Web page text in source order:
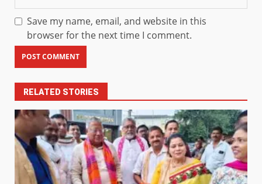
Save my name, email, and website in this
browser for the next time I comment.
RELATED STORIES